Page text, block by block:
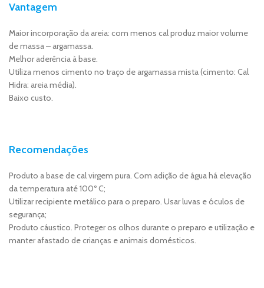
Vantagem
Maior incorporação da areia: com menos cal produz maior volume
de massa – argamassa.
Melhor aderência à base.
Utiliza menos cimento no traço de argamassa mista (cimento: Cal
Hidra: areia média).
Baixo custo.
Recomendações
Produto a base de cal virgem pura. Com adição de água há elevação
da temperatura até 100º C;
Utilizar recipiente metálico para o preparo. Usar luvas e óculos de
segurança;
Produto cáustico. Proteger os olhos durante o preparo e utilização e
manter afastado de crianças e animais domésticos.